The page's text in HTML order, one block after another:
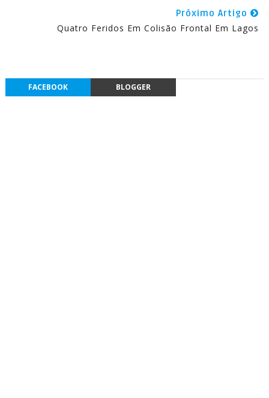
Próximo Artigo
Quatro Feridos Em Colisão Frontal Em Lagos
FACEBOOK BLOGGER